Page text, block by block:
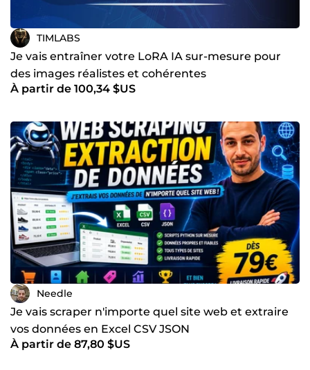
TIMLABS
Je vais entraîner votre LoRA IA sur-mesure pour
des images réalistes et cohérentes
À partir de 100,34 $US
Needle
Je vais scraper n'importe quel site web et extraire
vos données en Excel CSV JSON
À partir de 87,80 $US